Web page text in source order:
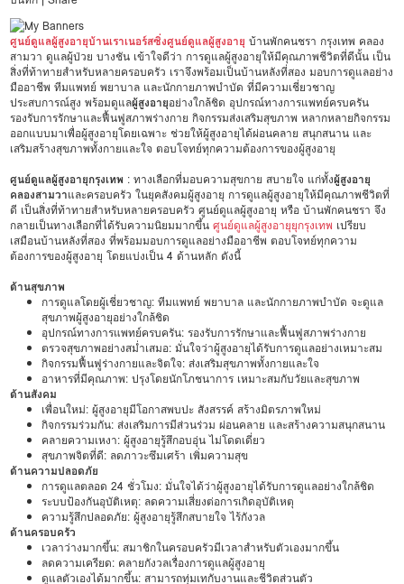
ศูนย์ดูแลผู้สูงอายุบ้านเราเนอร์สซิ่งศูนย์ดูแลผู้สูงอายุบ้านพักคนชรา กรุงเทพ คลอง
สามวา ดูแลผู้ป่วย บางชัน เข้าใจดีว่า การดูแลผู้สูงอายุให้มีคุณภาพชีวิตที่ดีนั้น เป็น
สิ่งที่ท้าทายสำหรับหลายครอบครัว เราจึงพร้อมเป็นบ้านหลังที่สอง มอบการดูแลอย่าง
มืออาชีพ ทีมแพทย์ พยาบาล และนักกายภาพบำบัด ที่มีความเชี่ยวชาญ
ประสบการณ์สูง พร้อมดูแลผู้สูงอายุอย่างใกล้ชิด อุปกรณ์ทางการแพทย์ครบครัน
รองรับการรักษาและฟื้นฟูสภาพร่างกาย กิจกรรมส่งเสริมสุขภาพ หลากหลายกิจกรรม
ออกแบบมาเพื่อผู้สูงอายุโดยเฉพาะ ช่วยให้ผู้สูงอายุได้ผ่อนคลาย สนุกสนาน และ
เสริมสร้างสุขภาพทั้งกายและใจ ตอบโจทย์ทุกความต้องการของผู้สูงอายุ
ศูนย์ดูแลผู้สูงอายุกรุงเทพ : ทางเลือกที่มอบความสุขกาย สบายใจ แก่ทั้งผู้สูงอายุ
คลองสามวาและครอบครัว ในยุคสังคมผู้สูงอายุ การดูแลผู้สูงอายุให้มีคุณภาพชีวิตที่
ดี เป็นสิ่งที่ท้าทายสำหรับหลายครอบครัว ศูนย์ดูแลผู้สูงอายุ หรือ บ้านพักคนชรา จึง
กลายเป็นทางเลือกที่ได้รับความนิยมมากขึ้นศูนย์ดูแลผู้สูงอายุยุกรุงเทพ เปรียบ
เสมือนบ้านหลังที่สอง ที่พร้อมมอบการดูแลอย่างมืออาชีพ ตอบโจทย์ทุกความ
ต้องการของผู้สูงอายุ โดยแบ่งเป็น 4 ด้านหลัก ดังนี้
ด้านสุขภาพ
การดูแลโดยผู้เชี่ยวชาญ: ทีมแพทย์ พยาบาล และนักกายภาพบำบัด จะดูแล
สุขภาพผู้สูงอายุอย่างใกล้ชิด
อุปกรณ์ทางการแพทย์ครบครัน: รองรับการรักษาและฟื้นฟูสภาพร่างกาย
ตรวจสุขภาพอย่างสม่ำเสมอ: มั่นใจว่าผู้สูงอายุได้รับการดูแลอย่างเหมาะสม
กิจกรรมฟื้นฟูร่างกายและจิตใจ: ส่งเสริมสุขภาพทั้งกายและใจ
อาหารที่มีคุณภาพ: ปรุงโดยนักโภชนาการ เหมาะสมกับวัยและสุขภาพ
ด้านสังคม
เพื่อนใหม่: ผู้สูงอายุมีโอกาสพบปะ สังสรรค์ สร้างมิตรภาพใหม่
กิจกรรมร่วมกัน: ส่งเสริมการมีส่วนร่วม ผ่อนคลาย และสร้างความสนุกสนาน
คลายความเหงา: ผู้สูงอายุรู้สึกอบอุ่น ไม่โดดเดี่ยว
สุขภาพจิตที่ดี: ลดภาวะซึมเศร้า เพิ่มความสุข
ด้านความปลอดภัย
การดูแลตลอด 24 ชั่วโมง: มั่นใจได้ว่าผู้สูงอายุได้รับการดูแลอย่างใกล้ชิด
ระบบป้องกันอุบัติเหตุ: ลดความเสี่ยงต่อการเกิดอุบัติเหตุ
ความรู้สึกปลอดภัย: ผู้สูงอายุรู้สึกสบายใจ ไร้กังวล
ด้านครอบครัว
เวลาว่างมากขึ้น: สมาชิกในครอบครัวมีเวลาสำหรับตัวเองมากขึ้น
ลดความเครียด: คลายกังวลเรื่องการดูแลผู้สูงอายุ
ดูแลตัวเองได้มากขึ้น: สามารถทุ่มเทกับงานและชีวิตส่วนตัว